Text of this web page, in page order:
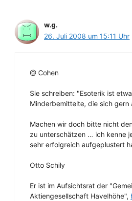
w.g.
26. Juli 2008 um 15:11 Uhr
@ Cohen
Sie schreiben: "Esoterik ist
Minderbemittelte, die sich gern
Machen wir doch bitte nicht
zu unterschätzen … ich kenne
sehr erfolgreich aufgeplustert
Otto Schily
Er ist im Aufsichtsrat der
Aktiengesellschaft Havelhöhe",